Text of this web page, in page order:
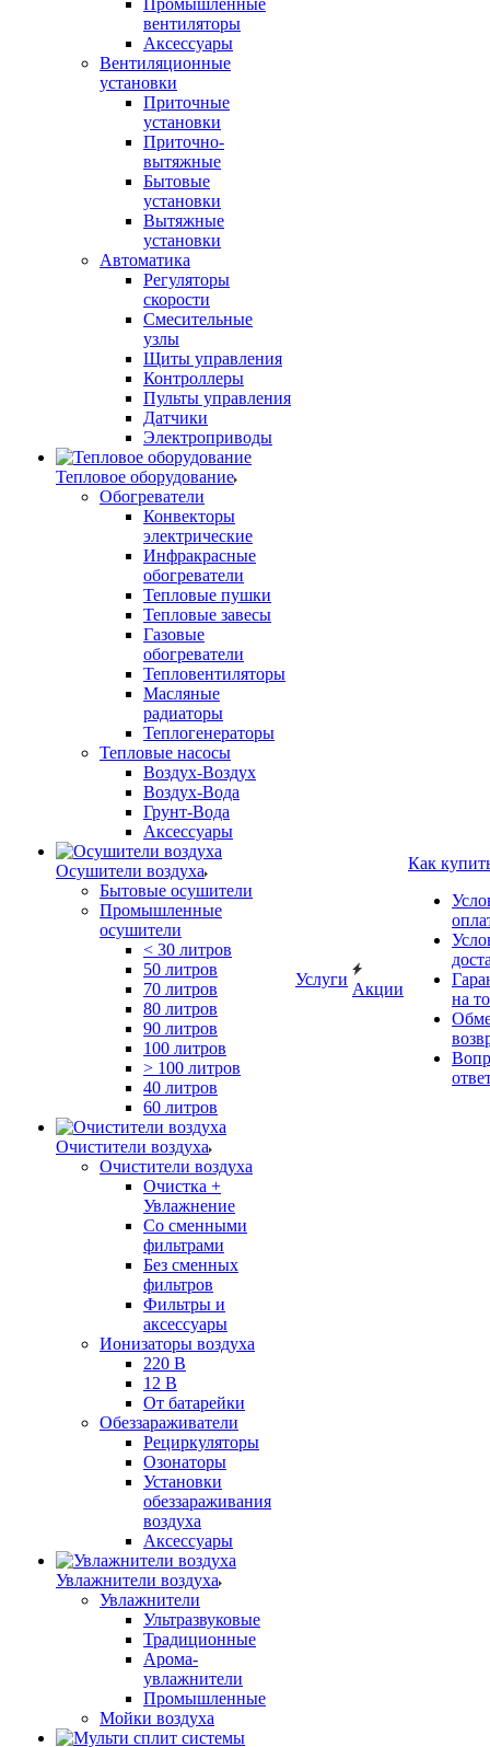
Промышленные
вентиляторы
Аксессуары
Вентиляционные
установки
Приточные
установки
Приточно-
вытяжные
Бытовые
установки
Вытяжные
установки
Автоматика
Регуляторы
скорости
Смесительные
узлы
Щиты управления
Контроллеры
Пульты управления
Датчики
Электроприводы
Тепловое оборудование
Обогреватели
Конвекторы
электрические
Инфракрасные
обогреватели
Тепловые пушки
Тепловые завесы
Газовые
обогреватели
Тепловентиляторы
Масляные
радиаторы
Теплогенераторы
Тепловые насосы
Воздух-Воздух
Воздух-Вода
Грунт-Вода
Аксессуары
Осушители воздуха
Бытовые осушители
Промышленные
осушители
< 30 литров
50 литров
70 литров
80 литров
90 литров
100 литров
> 100 литров
40 литров
60 литров
Очистители воздуха
Очистители воздуха
Очистка +
Увлажнение
Cо сменными
фильтрами
Без сменных
фильтров
Фильтры и
аксессуары
Ионизаторы воздуха
220 В
12 В
От батарейки
Обеззараживатели
Рециркуляторы
Озонаторы
Установки
обеззараживания
воздуха
Аксессуары
Увлажнители воздуха
Увлажнители
Ультразвуковые
Традиционные
Арома-
увлажнители
Промышленные
Мойки воздуха
Услуги
Акции
Как
на